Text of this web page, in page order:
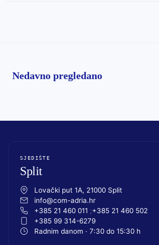
Nedavno pregledano
SJEDIŠTE
Split
Lovački put 1A, 21000 Split
info@com-adria.hr
+385 21 460 011
+385 21 460 502
+385 99 314-6279
Radnim danom · 7:30 do 15:30 h